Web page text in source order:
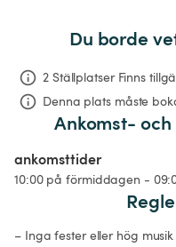
Du borde
2 Ställplatser Finns
Denna plats måste
Ankomst-
ankomsttider
10:00 på förmiddagen -
– Inga fester eller hög musik